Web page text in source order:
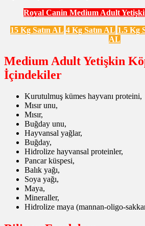
Royal Canin Medium Adult
15 Kg Satın AL 4 Kg Satın AL 1.5 Kg
AL
Medium Adult Yetişkin
İçindekiler
Kurutulmuş kümes hayvanı proteini,
Mısır unu,
Mısır,
Buğday unu,
Hayvansal yağlar,
Buğday,
Hidrolize hayvansal proteinler,
Pancar küspesi,
Balık yağı,
Soya yağı,
Maya,
Mineraller,
Hidrolize maya (mannan-oligo-